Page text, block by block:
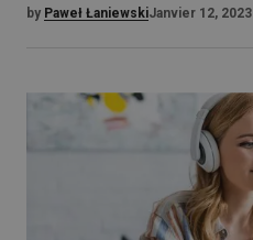
by Paweł ŁaniewskiJanvier 12, 2023